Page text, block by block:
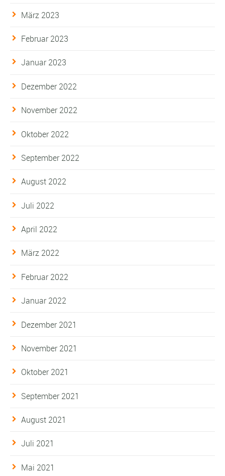
März 2023
Februar 2023
Januar 2023
Dezember 2022
November 2022
Oktober 2022
September 2022
August 2022
Juli 2022
April 2022
März 2022
Februar 2022
Januar 2022
Dezember 2021
November 2021
Oktober 2021
September 2021
August 2021
Juli 2021
Mai 2021